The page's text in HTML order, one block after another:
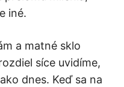
iné.
a matné sklo
síce uvidíme,
dnes. Keď sa na